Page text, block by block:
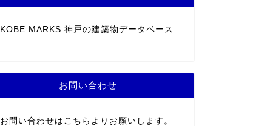
KOBE MARKS 神戸の建築物データベース
お問い合わせ
お問い合わせはこちらよりお願いします。